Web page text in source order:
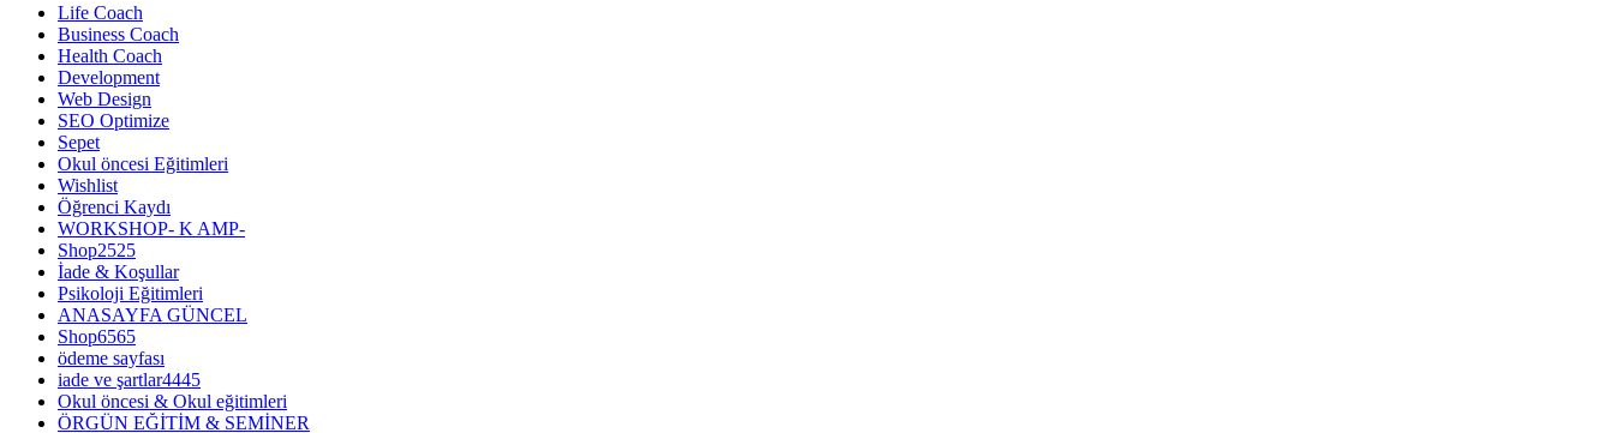
Life Coach
Business Coach
Health Coach
Development
Web Design
SEO Optimize
Sepet
Okul öncesi Eğitimleri
Wishlist
Öğrenci Kaydı
WORKSHOP- K AMP-
Shop2525
İade & Koşullar
Psikoloji Eğitimleri
ANASAYFA GÜNCEL
Shop6565
ödeme sayfası
iade ve şartlar4445
Okul öncesi & Okul eğitimleri
ÖRGÜN EĞİTİM & SEMİNER